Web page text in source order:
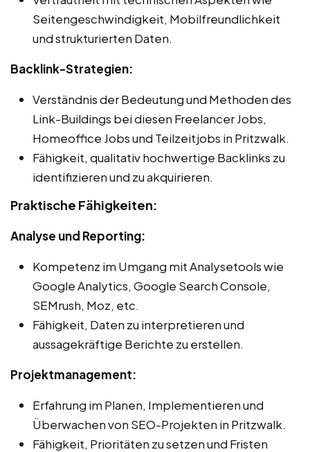
Seitengeschwindigkeit, Mobilfreundlichkeit
und strukturierten Daten.
Backlink-Strategien:
Verständnis der Bedeutung und Methoden des
Link-Buildings bei diesen Freelancer Jobs,
Homeoffice Jobs und Teilzeitjobs in Pritzwalk.
Fähigkeit, qualitativ hochwertige Backlinks zu
identifizieren und zu akquirieren.
Praktische Fähigkeiten:
Analyse und Reporting:
Kompetenz im Umgang mit Analysetools wie
Google Analytics, Google Search Console,
SEMrush, Moz, etc.
Fähigkeit, Daten zu interpretieren und
aussagekräftige Berichte zu erstellen.
Projektmanagement:
Erfahrung im Planen, Implementieren und
Überwachen von SEO-Projekten in Pritzwalk.
Fähigkeit, Prioritäten zu setzen und Fristen